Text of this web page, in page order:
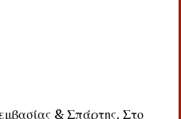
& Σπάρτης. Στο